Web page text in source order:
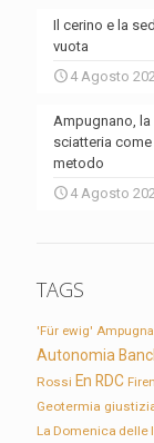
Il cerino e la
vuota
4 Agosto
Ampugnano, la
sciatteria come
metodo
4 Agosto
TAGS
'Für ewig'
Autonomia
Rossi En RDC
Geotermia
La Domenica delle